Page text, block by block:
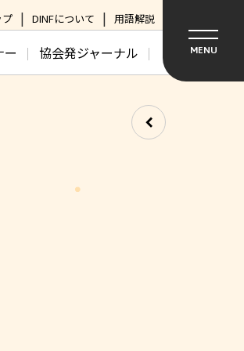
プ DINFについて 用語解説
ー 協会発ジャーナル MENU